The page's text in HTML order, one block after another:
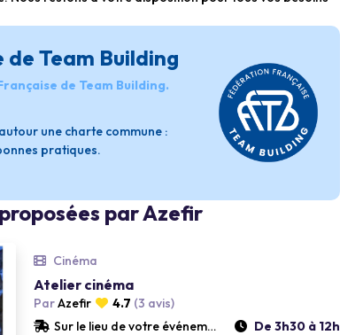
Team Building
de Team Building.
une charte commune :
pratiques.
par AzefirLoading...
Cinéma
Atelier cinéma
ParAzefir 4.7 (3 avis)
Sur le lieu de votre événement
De 3h30 à 12h